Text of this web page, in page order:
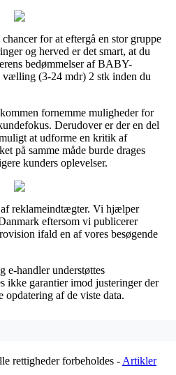
for at eftergå en stor gruppe
og herved er det smart, at du
bedømmelser af BABY-
(3-24 mdr) 2 stk inden du
fornemme muligheder for
Derudover er der en del
at udforme en kritik af
på samme måde burde drages
kunders oplevelser.
reklameindtægter. Vi hjælper
eftersom vi publicerer
ifald en af vores besøgende
e-handler understøttes
ikke garantier imod justeringer der
opdatering af de viste data.
rettigheder forbeholdes - Artikler